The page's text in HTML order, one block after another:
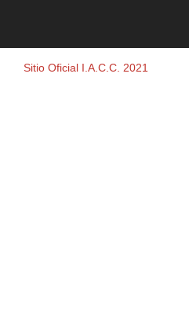
Sitio Oficial I.A.C.C. 2021